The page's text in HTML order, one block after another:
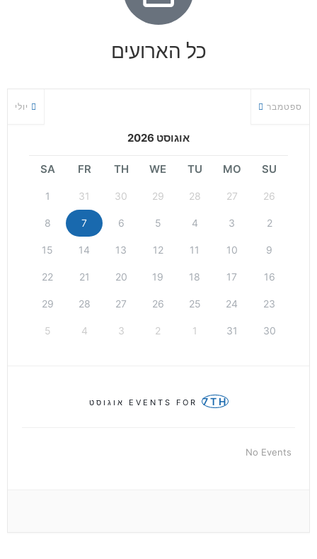
כל הארועים
יולי
אוגוסט 2026
ספטמבר
SU
MO
TU
WE
TH
FR
SA
26
27
28
29
30
31
1
2
3
4
5
6
7
8
9
10
11
12
13
14
15
16
17
18
19
20
21
22
23
24
25
26
27
28
29
30
31
1
2
3
4
5
EVENTS FOR 7TH אוגוסט
No Events